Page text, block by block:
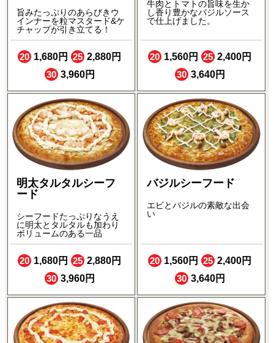
旨みたっぷりのあらびきウ
インナーを粒マスタード&ケ
チャップが引き立てる！
20 1,680円 25 2,880円
303,960円
牛肉とトマトの旨味を生か
し香り豊かなバジルソース
で仕上げました。
20 1,560円 25 2,400円
303,640円
明太タルタルシーフ
ード
シーフードたっぷりなうえ
に明太とタルタルも加わり
ボリュームのある一品
20 1,680円 25 2,880円
303,960円
バジルシーフード
エビとバジルの素敵な出会
い
20 1,560円 25 2,400円
303,640円